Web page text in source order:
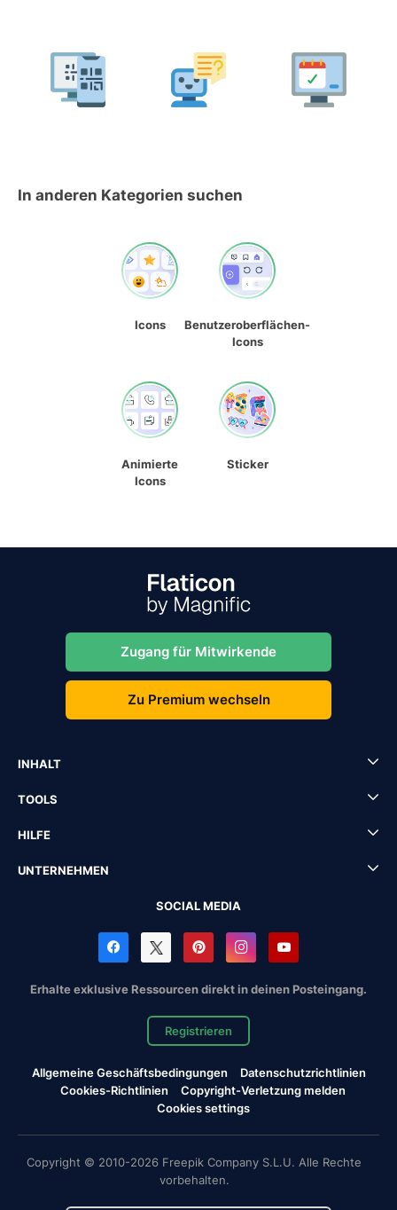
In anderen Kategorien suchen
Icons
Benutzeroberflächen-
Icons
Animierte
Icons
Sticker
Zugang für Mitwirkende
Zu Premium wechseln
INHALT
TOOLS
HILFE
UNTERNEHMEN
SOCIAL MEDIA
Erhalte exklusive Ressourcen direkt in deinen Posteingang.
Registrieren
Allgemeine Geschäftsbedingungen
Datenschutzrichtlinien
Cookies-Richtlinien
Copyright-Verletzung melden
Cookies settings
Copyright © 2010-2026 Freepik Company S.L.U. Alle Rechte
vorbehalten.